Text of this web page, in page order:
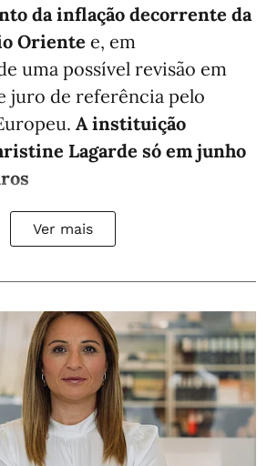
da inflação decorrente da
Oriente e, em
uma possível revisão em
juro de referência pelo
A instituição
Lagarde só em junho
Ver mais